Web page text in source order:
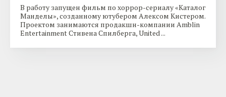
В работу запущен фильм по хоррор-сериалу «Каталог
Манделы», созданному ютубером Алексом Кистером.
Проектом занимаются продакшн-компании Amblin
Entertainment Стивена Спилберга, United ...